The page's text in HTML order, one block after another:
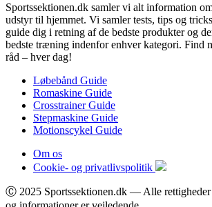
Sportssektionen.dk samler vi alt information
udstyr til hjemmet. Vi samler tests, tips og
guide dig i retning af de bedste produkter og
bedste træning indenfor enhver kategori. Find
råd – hver dag!
Løbebånd Guide
Romaskine Guide
Crosstrainer Guide
Stepmaskine Guide
Motionscykel Guide
Om os
Cookie- og privatlivspolitik
Ⓒ 2025 Sportssektionen.dk — Alle rettigheder